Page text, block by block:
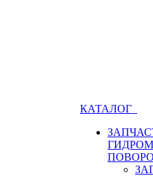
КАТАЛОГ